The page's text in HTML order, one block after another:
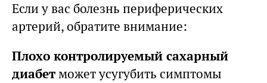
Если у вас болезнь периферических
артерий, обратите внимание:
Плохо контролируемый сахарный
диабетможет усугубить симптомы